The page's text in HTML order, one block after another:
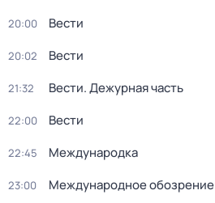
20:00 Вести
20:02 Вести
21:32 Вести. Дежурная часть
22:00 Вести
22:45 Международка
23:00 Международное обозрение